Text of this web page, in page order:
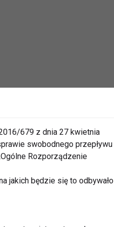
679 z dnia 27 kwietnia
swobodnego przepływu
Rozporządzenie
jakich będzie się to odbywało